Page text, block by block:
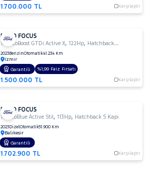
1.700.000 TL Karşılaştır
FORD FOCUS
1.0 EcoBoost GTDi Active X,122Hp, Hatchback 5 Kapı
2023BenzinOtomatik41.234 Km
İzmir
1.500.000 TL Karşılaştır
Garantili %1,99 Faiz Fırsatı
FORD FOCUS
1.5 EcoBlue Active Stil,113Hp, Hatchback 5 Kapı
2023DizelOtomatik51.900 Km
Balıkesir
1.702.900 TL Karşılaştır
Garantili